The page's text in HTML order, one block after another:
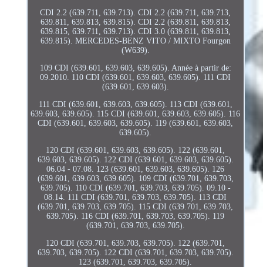
CDI 2.2 (639.711, 639.713). CDI 2.2 (639.711, 639.713,
639.811, 639.813, 639.815). CDI 2.2 (639.811, 639.813,
639.815, 639.711, 639.713). CDI 3.0 (639.811, 639.813,
639.815). MERCEDES-BENZ VITO / MIXTO Fourgon
(W639).
109 CDI (639.601, 639.603, 639.605). Année à partir de:
09.2010. 110 CDI (639.601, 639.603, 639.605). 111 CDI
(639.601, 639.603).
111 CDI (639.601, 639.603, 639.605). 113 CDI (639.601,
639.603, 639.605). 115 CDI (639.601, 639.603, 639.605). 116
CDI (639.601, 639.603, 639.605). 119 (639.601, 639.603,
639.605).
120 CDI (639.601, 639.603, 639.605). 122 (639.601,
639.603, 639.605). 122 CDI (639.601, 639.603, 639.605).
06.04 - 07.08. 123 (639.601, 639.603, 639.605). 126
(639.601, 639.603, 639.605). 109 CDI (639.701, 639.703,
639.705). 110 CDI (639.701, 639.703, 639.705). 09.10 -
08.14. 111 CDI (639.701, 639.703, 639.705). 113 CDI
(639.701, 639.703, 639.705). 115 CDI (639.701, 639.703,
639.705). 116 CDI (639.701, 639.703, 639.705). 119
(639.701, 639.703, 639.705).
120 CDI (639.701, 639.703, 639.705). 122 (639.701,
639.703, 639.705). 122 CDI (639.701, 639.703, 639.705).
123 (639.701, 639.703, 639.705).